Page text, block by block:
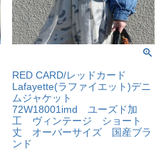
RED CARD/レッドカード
Lafayette(ラファイエット)デニ
ムジャケット
72W18001imd ユーズド加
工 ヴィンテージ ショート
丈 オーバーサイズ 国産ブラ
ンド